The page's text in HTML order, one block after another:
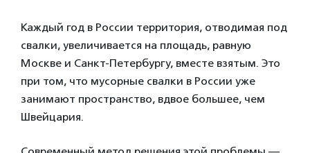
Каждый год в России территория, отводимая под
свалки, увеличивается на площадь, равную
Москве и Санкт-Петербургу, вместе взятым. Это
при том, что мусорные свалки в России уже
занимают пространство, вдвое большее, чем
Швейцария.